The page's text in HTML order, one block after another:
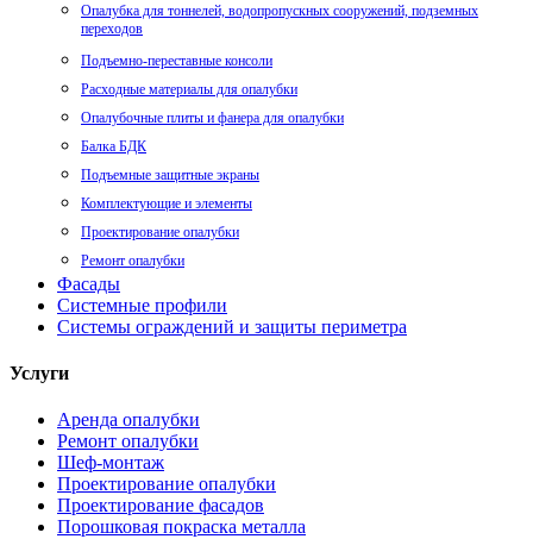
Опалубка для тоннелей, водопропускных сооружений, подземных
переходов
Подъемно-переставные консоли
Расходные материалы для опалубки
Опалубочные плиты и фанера для опалубки
Балка БДК
Подъемные защитные экраны
Комплектующие и элементы
Проектирование опалубки
Ремонт опалубки
Фасады
Системные профили
Системы ограждений и защиты периметра
Услуги
Аренда опалубки
Ремонт опалубки
Шеф-монтаж
Проектирование опалубки
Проектирование фасадов
Порошковая покраска металла